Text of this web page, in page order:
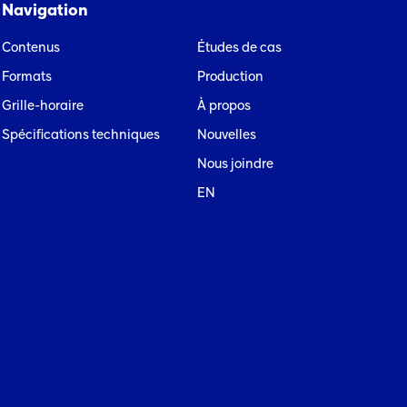
Navigation
Contenus
Formats
Grille-horaire
Spécifications techniques
Études de cas
Production
À propos
Nouvelles
Nous joindre
EN